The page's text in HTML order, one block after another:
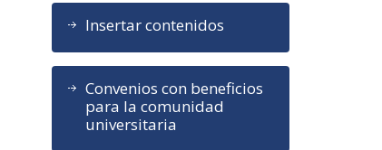
Insertar contenidos
Convenios con beneficios
para la comunidad
universitaria